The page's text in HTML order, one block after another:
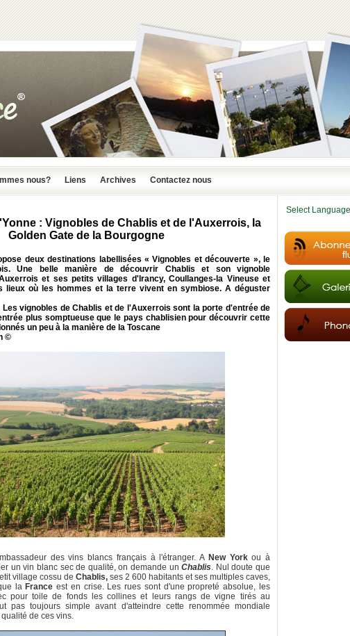
nous? Liens Archives Contactez nous
: Vignobles de Chablis et de l'Auxerrois, la
Golden Gate de la Bourgogne
deux destinations labellisées « Vignobles et découverte », le
Une belle manière de découvrir Chablis et son vignoble
et ses petits villages d'Irancy, Coullanges-la Vineuse et
lieux où les hommes et la terre vivent en symbiose. A déguster
vignobles de Chablis et de l'Auxerrois sont la porte d'entrée de
plus somptueuse que le pays chablisien pour découvrir cette
un peu à la manière de la Toscane
©
des vins blancs français à l'étranger. A New Yorkou à
un vin blanc sec de qualité, on demande unChablis. Nul doute que
village cossu de Chablis, ses 2 600 habitants et ses multiples caves,
la France est en crise. Les rues sont d'une propreté absolue, les
pour toile de fonds les collines et leurs rangs de vigne tirés au
pas toujours simple avant d'atteindre cette renommée mondiale
de ces vins.
Select Language